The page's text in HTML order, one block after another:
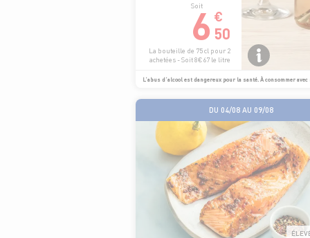
Soit
6 €
50
La bouteille de 75 cl pour 2
achetées - Soit 8€67 le litre
L’abus d’alcool est dangereux pour la santé. À consommer avec
DU 04/08 AU 09/08